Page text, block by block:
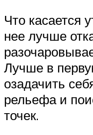
Что касается
нее лучше
Лучше в
озадачить
рельефа и
точек.